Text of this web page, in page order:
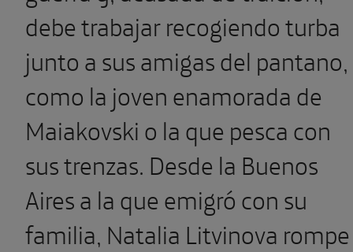
debe trabajar recogiendo turba
junto a sus amigas del pantano,
como la joven enamorada de
Maiakovski o la que pesca con
sus trenzas. Desde la Buenos
Aires a la que emigró con su
familia, Natalia Litvinova rompe